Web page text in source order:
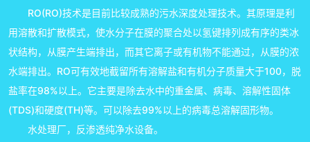
RO(RO)技术是目前比较成熟的污水深度处理技术。其原理是利
用溶散和扩散模式，使水分子在膜的聚合处以氢键排列成有序的类冰
状结构，从膜产生端排出，而其它离子或有机物不能通过，从膜的浓
水端排出。RO可有效地截留所有溶解盐和有机分子质量大于100，脱
盐率在98%以上。它主要是除去水中的重金属、病毒、溶解性固体
(TDS)和硬度(TH)等。可以除去99%以上的病毒总溶解固形物。
水处理厂，反渗透纯净水设备。